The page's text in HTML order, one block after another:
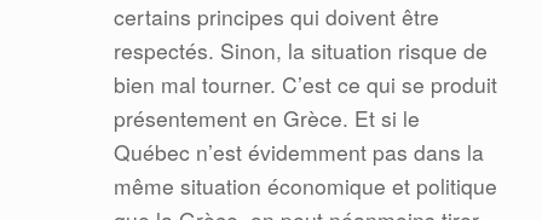
certains principes qui doivent être
respectés. Sinon, la situation risque de
bien mal tourner. C’est ce qui se produit
présentement en Grèce. Et si le
Québec n’est évidemment pas dans la
même situation économique et politique